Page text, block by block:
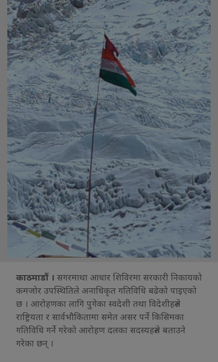
काठमाडौं । सगरमाथा आधार शिविरमा सरकारी निकायको
कमजोर उपस्थितिले अनाधिकृत गतिविधि बढेको पाइएको
छ । आरोहणका लागि पुगेका स्वदेशी तथा विदेशीहरुले
राष्ट्रियता र सार्वभौकितामा समेत असर पर्ने किसिमका
गतिविधि गर्ने गरेको आरोहण दलका सदस्यहरुले बताउने
गरेका छन् ।